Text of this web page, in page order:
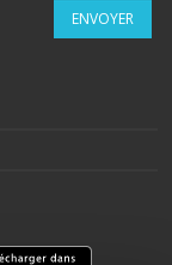
ENVOYER